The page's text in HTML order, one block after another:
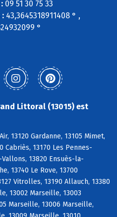
09 51 30 75 33
: 43,3645318911408 ° ,
°
Littoral (13015) est
13120 Gardanne, 13105 Mimet,
Cabriès, 13170 Les Pennes-
13820 Ensuès-la-
13740 Le Rove, 13700
Vitrolles, 13190 Allauch, 13380
13002 Marseille, 13003
Marseille, 13006 Marseille,